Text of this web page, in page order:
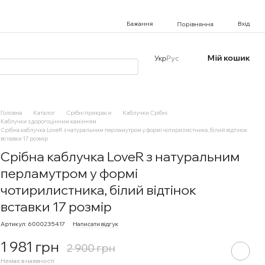
Бажання Порівняння Вхід
УкрРус Мій кошик
Головна Каталог Срібні прикраси
Каблучки Срібні
Каблучки з дорогоцінним камінням
Срібна каблучка LoveR з натуральним перламутром у формі чотирилистника, білий відтінок
вставки 17 розмір
Срібна каблучка LoveR з натуральним
перламутром у формі
чотирилистника, білий відтінок
вставки 17 розмір
Артикул: 6000235417 Написати відгук
1 981 грн 2 900 грн
Немає в наявності